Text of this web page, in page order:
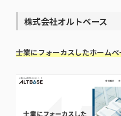
株式会社オルトベース
士業にフォーカスしたホーム